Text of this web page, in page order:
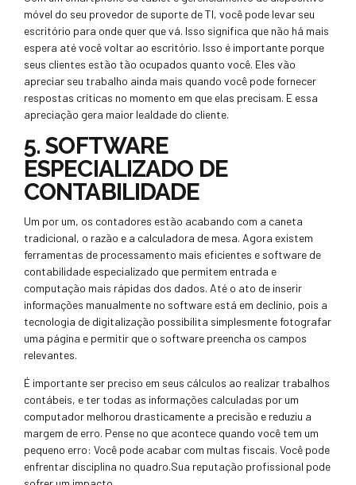
móvel do seu provedor de suporte de TI, você pode levar seu
escritório para onde quer que vá. Isso significa que não há mais
espera até você voltar ao escritório. Isso é importante porque
seus clientes estão tão ocupados quanto você. Eles vão
apreciar seu trabalho ainda mais quando você pode fornecer
respostas críticas no momento em que elas precisam. E essa
apreciação gera maior lealdade do cliente.
5. SOFTWARE
ESPECIALIZADO DE
CONTABILIDADE
Um por um, os contadores estão acabando com a caneta
tradicional, o razão e a calculadora de mesa. Agora existem
ferramentas de processamento mais eficientes e software de
contabilidade especializado que permitem entrada e
computação mais rápidas dos dados. Até o ato de inserir
informações manualmente no software está em declínio, pois a
tecnologia de digitalização possibilita simplesmente fotografar
uma página e permitir que o software preencha os campos
relevantes.
É importante ser preciso em seus cálculos ao realizar trabalhos
contábeis, e ter todas as informações calculadas por um
computador melhorou drasticamente a precisão e reduziu a
margem de erro. Pense no que acontece quando você tem um
pequeno erro: Você pode acabar com multas fiscais. Você pode
enfrentar disciplina no quadro.Sua reputação profissional pode